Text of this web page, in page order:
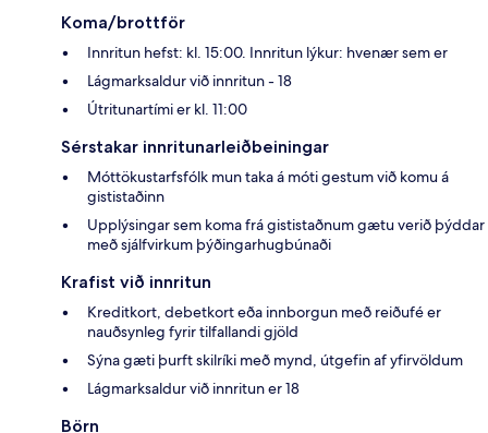
Koma/brottför
Innritun hefst: kl. 15:00. Innritun lýkur: hvenær sem er
Lágmarksaldur við innritun - 18
Útritunartími er kl. 11:00
Sérstakar innritunarleiðbeiningar
Móttökustarfsfólk mun taka á móti gestum við komu á
gististaðinn
Upplýsingar sem koma frá gististaðnum gætu verið þýddar
með sjálfvirkum þýðingarhugbúnaði
Krafist við innritun
Kreditkort, debetkort eða innborgun með reiðufé er
nauðsynleg fyrir tilfallandi gjöld
Sýna gæti þurft skilríki með mynd, útgefin af yfirvöldum
Lágmarksaldur við innritun er 18
Börn